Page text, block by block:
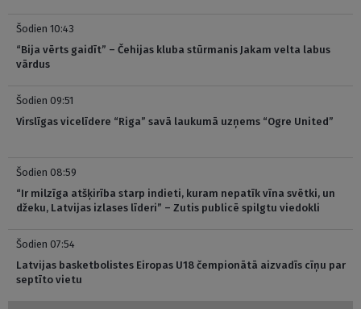
Šodien 10:43
“Bija vērts gaidīt” – Čehijas kluba stūrmanis Jakam velta labus
vārdus
Šodien 09:51
Virslīgas vicelīdere “Riga” savā laukumā uzņems “Ogre United”
Šodien 08:59
“Ir milzīga atšķirība starp indieti, kuram nepatīk vīna svētki, un
džeku, Latvijas izlases līderi” – Zutis publicē spilgtu viedokli
Šodien 07:54
Latvijas basketbolistes Eiropas U18 čempionātā aizvadīs cīņu par
septīto vietu